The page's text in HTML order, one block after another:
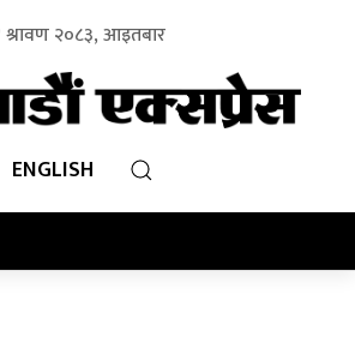
२०८३, आइतबार
ENGLISH